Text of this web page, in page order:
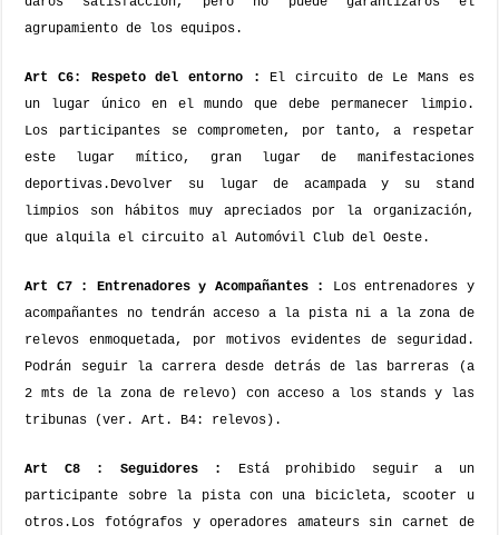
agrupamiento de los equipos.
Art C6: Respeto del entorno :
El circuito de Le Mans es
un lugar único en el mundo que debe permanecer limpio.
Los participantes se comprometen, por tanto, a respetar
este lugar mítico, gran lugar de manifestaciones
deportivas. Devolver su lugar de acampada y su stand
limpios son hábitos muy apreciados por la organización,
que alquila el circuito al Automóvil Club del Oeste.
Art C7 : Entrenadores y Acompañantes :
Los entrenadores y
acompañantes no tendrán acceso a la pista ni a la zona de
relevos enmoquetada, por motivos evidentes de seguridad.
Podrán seguir la carrera desde detrás de las barreras (a
2 mts de la zona de relevo) con acceso a los stands y las
tribunas (ver. Art. B4: relevos).
Art C8 : Seguidores :
Está prohibido seguir a un
participante sobre la pista con una bicicleta, scooter u
otros. Los fotógrafos y operadores amateurs sin carnet de